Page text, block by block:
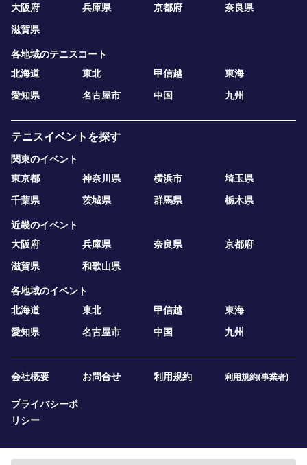
大阪府
兵庫県 京都府
奈良県
滋賀県
各地域のテニスコート
北海道
東北 甲信越
東海
愛知県
名古屋市 中国 九州
テニスイベントを探す
関東のイベント
東京都
神奈川県 横浜市
埼玉県
千葉県
茨城県 群馬県 栃木県
近畿のイベント
大阪府
兵庫県 奈良県
京都府
滋賀県
和歌山県
各地域のイベント
北海道
東北 甲信越
東海
愛知県
名古屋市 中国 九州
会社概要 お問合せ 利用規約 利用規約(事業者)
プライバシーポ
リシー